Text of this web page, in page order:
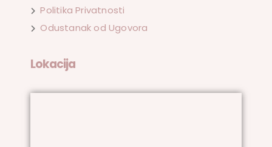
Politika Privatnosti
Odustanak od Ugovora
Lokacija